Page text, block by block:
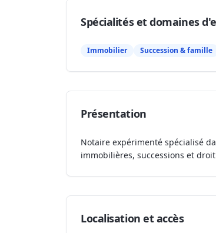
Spécialités et domaines
Immobilier Succession & famille
Présentation
Notaire expérimenté spécialisé
immobilières, successions et
Localisation et accès